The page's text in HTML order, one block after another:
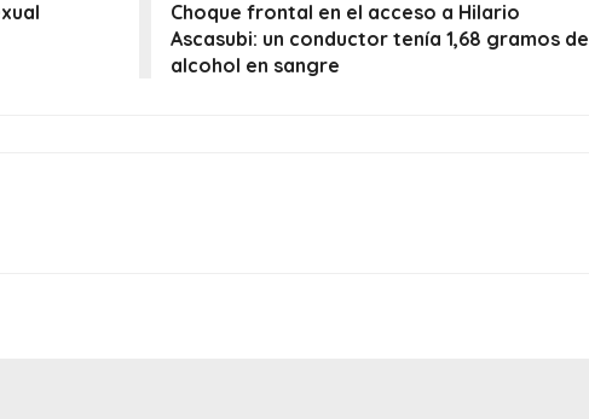
Choque frontal en el acceso a Hilario
Ascasubi: un conductor tenía 1,68 gramos de
alcohol en sangre